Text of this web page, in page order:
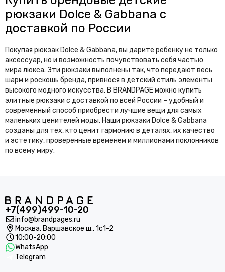
рюкзаки Dolce & Gabbana с
доставкой по России
Покупая рюкзак Dolce & Gabbana, вы дарите ребенку не только
аксессуар, но и возможность почувствовать себя частью
мира люкса. Эти рюкзаки выполнены так, что передают весь
шарм и роскошь бренда, привнося в детский стиль элементы
высокого модного искусства. В BRANDPAGE можно купить
элитные рюкзаки с доставкой по всей России – удобный и
современный способ приобрести лучшие вещи для самых
маленьких ценителей моды. Наши рюкзаки Dolce & Gabbana
созданы для тех, кто ценит гармонию в деталях, их качество
и эстетику, проверенные временем и миллионами поклонников
по всему миру.
+7(499)499-10-20
info@brandpages.ru
Москва, Варшавское ш., 1с1-2
10:00-20:00
WhatsApp
Telegram